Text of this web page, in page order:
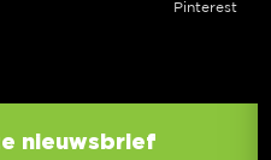
Pinterest
nieuwsbrief